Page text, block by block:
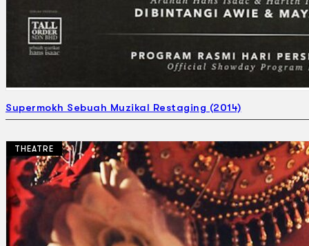
Supermokh Sebuah Muzikal Restaging (2014)
THEATRE